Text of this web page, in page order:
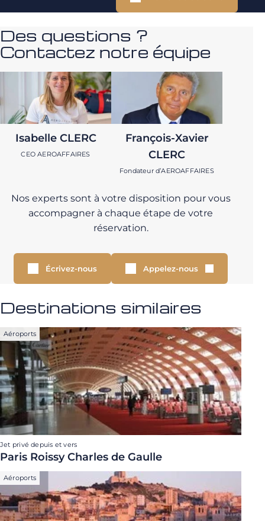
Des questions ?
Contactez notre équipe
Isabelle CLERC
CEO AEROAFFAIRES
François-Xavier
CLERC
Fondateur d’AEROAFFAIRES
Nos experts sont à votre disposition pour vous
accompagner à chaque étape de votre
réservation.
Écrivez-nous Appelez-nous
Destinations similaires
Aéroports
Jet privé depuis et vers
Paris Roissy Charles de Gaulle
Aéroports